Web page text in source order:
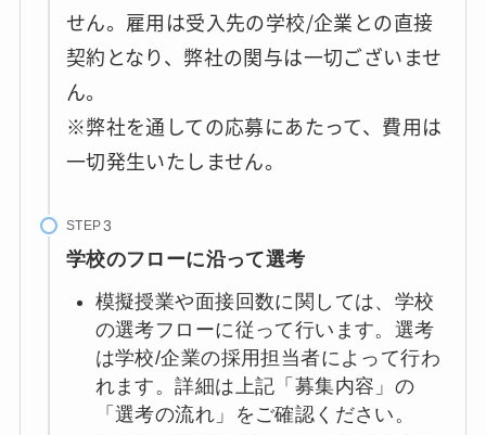
せん。雇用は受入先の学校/企業との直接
契約となり、弊社の関与は一切ございませ
ん。
※弊社を通しての応募にあたって、費用は
一切発生いたしません。
STEP
学校のフローに沿って選考
模擬授業や面接回数に関しては、学校
の選考フローに従って行います。選考
は学校/企業の採用担当者によって行わ
れます。詳細は上記「募集内容」の
「選考の流れ」をご確認ください。